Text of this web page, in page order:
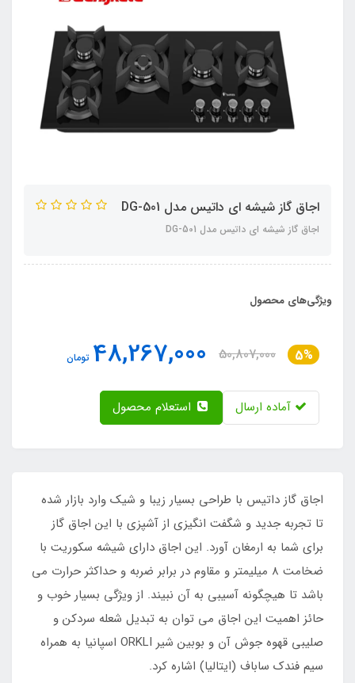
اجاق گاز شیشه ای داتیس مدل DG-501
اجاق گاز شیشه ای داتیس مدل DG-501
ویژگی‌های محصول
5%
50,807,000
48,267,000 تومان
آماده ارسال
اجاق گاز داتیس با طراحی بسیار زیبا و شیک وارد بازار شده
تا تجربه جدید و شگفت انگیزی از آشپزی با این اجاق گاز
برای شما به ارمغان آورد. این اجاق دارای شیشه سکوریت با
ضخامت 8 میلیمتر و مقاوم در برابر ضربه و حداکثر حرارت می
باشد تا هیچگونه آسیبی به آن نبیند. از ویژگی بسیار خوب و
حائز اهمیت این اجاق می توان به تبدیل شعله سردکن و
صلیبی قهوه جوش آن و بوبین شیر ORKLI اسپانیا به همراه
سیم فندک ساباف (ایتالیا) اشاره کرد.